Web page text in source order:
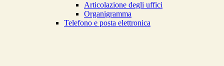
Articolazione degli uffici
Organigramma
Telefono e posta elettronica